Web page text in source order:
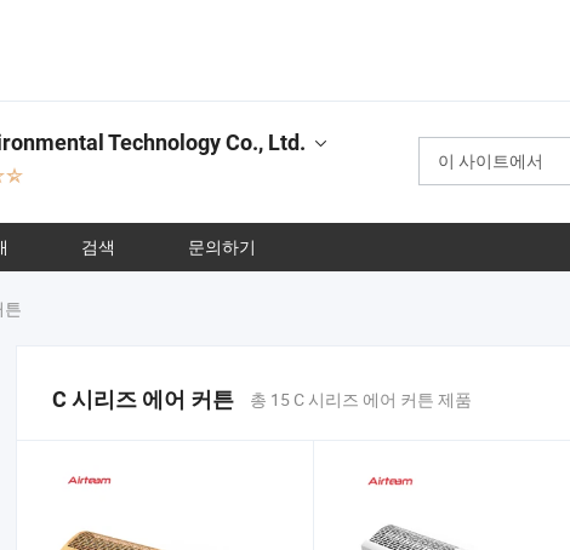
이 사이트에서
Technology Co., Ltd.
검색 문의하기
튼
C 시리즈 에어 커튼 총 15 C 시리즈 에어 커튼 제품